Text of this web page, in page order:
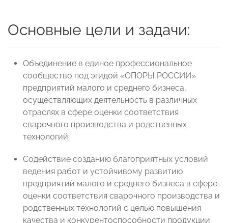
Основные цели и задачи:
Объединение в единое профессиональное
сообщество под эгидой «ОПОРЫ РОССИИ»
предприятий малого и среднего бизнеса,
осуществляющих деятельность в различных
отраслях в сфере оценки соответствия
сварочного производства и родственных
технологий;
Содействие созданию благоприятных условий
ведения работ и устойчивому развитию
предприятий малого и среднего бизнеса в сфере
оценки соответствия сварочного производства и
родственных технологий с целью повышения
качества и конкурентоспособности продукции